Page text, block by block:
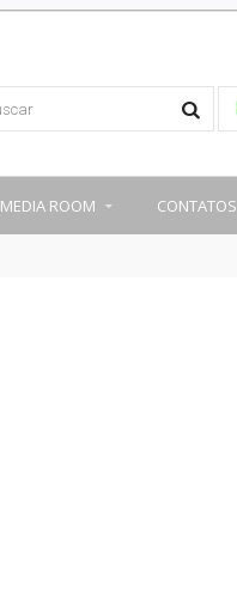
MEDIA ROOM CONTATOS